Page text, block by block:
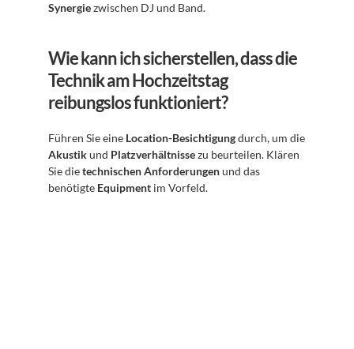
Synergie zwischen DJ und Band.
Wie kann ich sicherstellen, dass die
Technik am Hochzeitstag
reibungslos funktioniert?
Führen Sie eine Location-Besichtigung
Akustik und Platzverhältnisse zu beurteilen. Klären
Sie die technischen Anforderungen und das
benötigte Equipment im Vorfeld.